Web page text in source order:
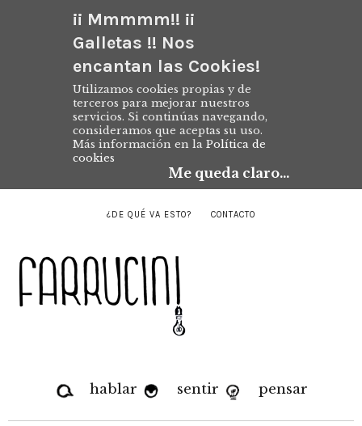
¡¡ Mmmmm!! ¡¡
Galletas !! Nos
encantan las Cookies!
Utilizamos cookies propias y de
terceros para mejorar nuestros
servicios. Si continúas navegando,
consideramos que aceptas su uso.
Más información en la Política de
cookies
Me queda claro...
¿DE QUÉ VA ESTO? CONTACTO
hablar sentir pensar